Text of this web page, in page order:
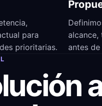
para
prioritarias.
antes